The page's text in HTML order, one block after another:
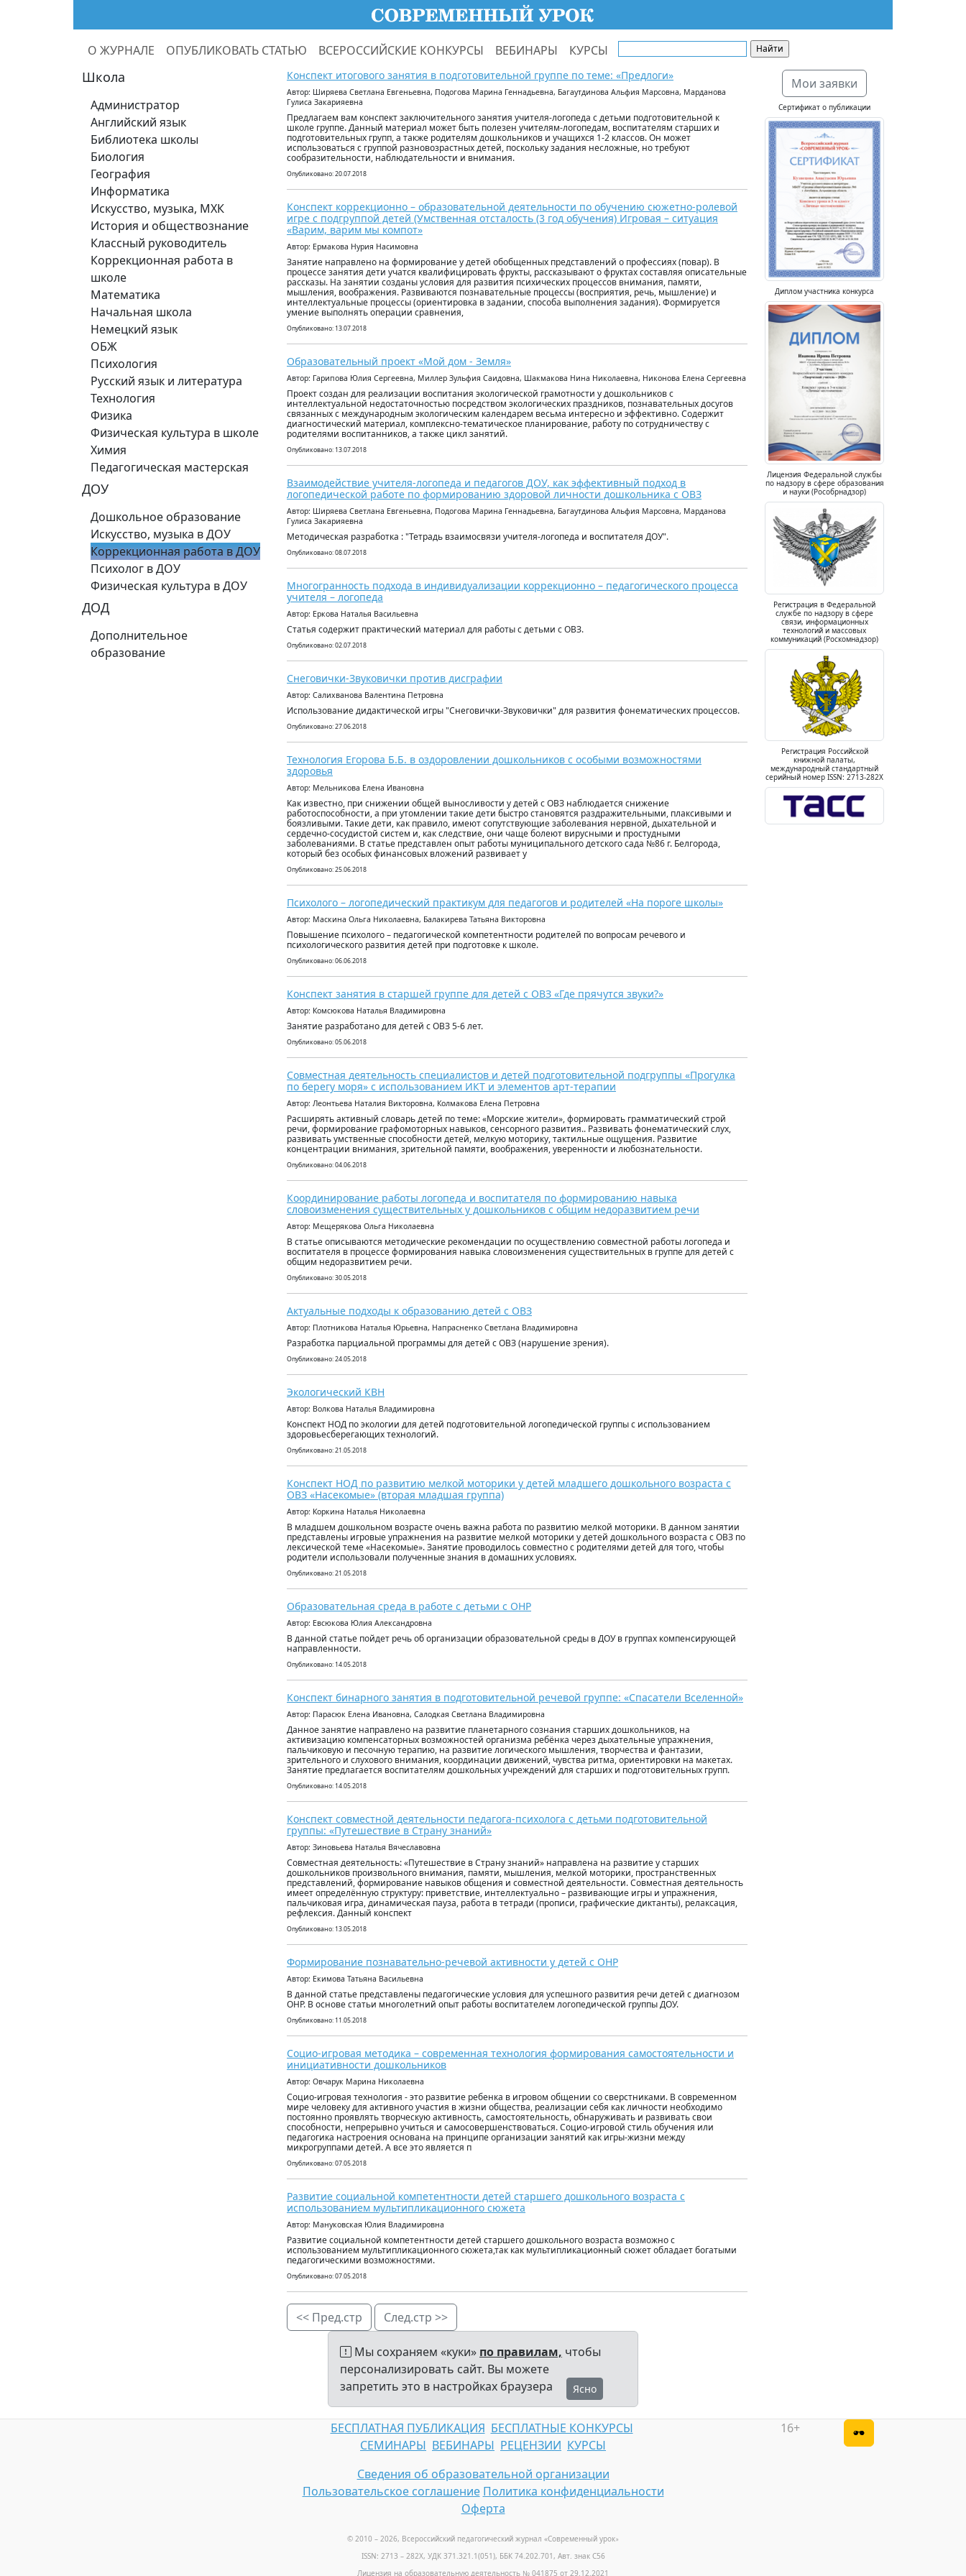
О ЖУРНАЛЕ ОПУБЛИКОВАТЬ СТАТЬЮ ВСЕРОССИЙСКИЕ КОНКУРСЫ ВЕБИНАРЫ КУРСЫ
Школа
Администратор
Английский язык
Библиотека школы
Биология
География
Информатика
Искусство, музыка, МХК
История и обществознание
Классный руководитель
Коррекционная работа в
школе
Математика
Начальная школа
Немецкий язык
ОБЖ
Психология
Русский язык и литература
Технология
Физика
Физическая культура в школе
Химия
Педагогическая мастерская
ДОУ
Дошкольное образование
Искусство, музыка в ДОУ
Коррекционная работа в ДОУ
Психолог в ДОУ
Физическая культура в ДОУ
ДОД
Дополнительное
образование
Конспект итогового занятия в подготовительной группе по теме: «Предлоги»
Автор: Ширяева Светлана Евгеньевна, Подогова Марина Геннадьевна, Багаутдинова Альфия Марсовна, Марданова
Гулиса Закарияевна
Предлагаем вам конспект заключительного занятия учителя-логопеда с детьми подготовительной к
школе группе. Данный материал может быть полезен учителям-логопедам, воспитателям старших и
подготовительных групп, а также родителям дошкольников и учащихся 1-2 классов. Он может
использоваться с группой разновозрастных детей, поскольку задания несложные, но требуют
сообразительности, наблюдательности и внимания.
Опубликовано: 20.07.2018
Конспект коррекционно – образовательной деятельности по обучению сюжетно-ролевой
игре с подгруппой детей (Умственная отсталость (3 год обучения) Игровая – ситуация
«Варим, варим мы компот»
Автор: Ермакова Нурия Насимовна
Занятие направлено на формирование у детей обобщенных представлений о профессиях (повар). В
процессе занятия дети учатся квалифицировать фрукты, рассказывают о фруктах составляя описательные
рассказы. На занятии созданы условия для развития психических процессов внимания, памяти,
мышления, воображения. Развиваются познавательные процессы (восприятия, речь, мышление) и
интеллектуальные процессы (ориентировка в задании, способа выполнения задания). Формируется
умение выполнять операции сравнения,
Опубликовано: 13.07.2018
Образовательный проект «Мой дом - Земля»
Автор: Гарипова Юлия Сергеевна, Миллер Зульфия Саидовна, Шакмакова Нина Николаевна, Никонова Елена Сергеевна
Проект создан для реализации воспитания экологической грамотности у дошкольников с
интеллектуальной недостаточностью посредством экологических праздников, познавательных досугов
связанных с международным экологическим календарем весьма интересно и эффективно. Содержит
диагностический материал, комплексно-тематическое планирование, работу по сотрудничеству с
родителями воспитанников, а также цикл занятий.
Опубликовано: 13.07.2018
Взаимодействие учителя-логопеда и педагогов ДОУ, как эффективный подход в
логопедической работе по формированию здоровой личности дошкольника с ОВЗ
Автор: Ширяева Светлана Евгеньевна, Подогова Марина Геннадьевна, Багаутдинова Альфия Марсовна, Марданова
Гулиса Закарияевна
Методическая разработка : "Тетрадь взаимосвязи учителя-логопеда и воспитателя ДОУ".
Опубликовано: 08.07.2018
Многогранность подхода в индивидуализации коррекционно – педагогического процесса
учителя – логопеда
Автор: Еркова Наталья Васильевна
Статья содержит практический материал для работы с детьми с ОВЗ.
Опубликовано: 02.07.2018
Снеговички-Звуковички против дисграфии
Автор: Салихванова Валентина Петровна
Использование дидактической игры "Снеговички-Звуковички" для развития фонематических процессов.
Опубликовано: 27.06.2018
Технология Егорова Б.Б. в оздоровлении дошкольников с особыми возможностями
здоровья
Автор: Мельникова Елена Ивановна
Как известно, при снижении общей выносливости у детей с ОВЗ наблюдается снижение
работоспособности, а при утомлении такие дети быстро становятся раздражительными, плаксивыми и
боязливыми. Такие дети, как правило, имеют сопутствующие заболевания нервной, дыхательной и
сердечно-сосудистой систем и, как следствие, они чаще болеют вирусными и простудными
заболеваниями. В статье представлен опыт работы муниципального детского сада №86 г. Белгорода,
который без особых финансовых вложений развивает у
Опубликовано: 25.06.2018
Психолого – логопедический практикум для педагогов и родителей «На пороге школы»
Автор: Маскина Ольга Николаевна, Балакирева Татьяна Викторовна
Повышение психолого – педагогической компетентности родителей по вопросам речевого и
психологического развития детей при подготовке к школе.
Опубликовано: 06.06.2018
Конспект занятия в старшей группе для детей с ОВЗ «Где прячутся звуки?»
Автор: Комсюкова Наталья Владимировна
Занятие разработано для детей с ОВЗ 5-6 лет.
Опубликовано: 05.06.2018
Совместная деятельность специалистов и детей подготовительной подгруппы «Прогулка
по берегу моря» с использованием ИКТ и элементов арт-терапии
Автор: Леонтьева Наталия Викторовна, Колмакова Елена Петровна
Расширять активный словарь детей по теме: «Морские жители», формировать грамматический строй
речи, формирование графомоторных навыков, сенсорного развития.. Развивать фонематический слух,
развивать умственные способности детей, мелкую моторику, тактильные ощущения. Развитие
концентрации внимания, зрительной памяти, воображения, уверенности и любознательности.
Опубликовано: 04.06.2018
Координирование работы логопеда и воспитателя по формированию навыка
словоизменения существительных у дошкольников с общим недоразвитием речи
Автор: Мещерякова Ольга Николаевна
В статье описываются методические рекомендации по осуществлению совместной работы логопеда и
воспитателя в процессе формирования навыка словоизменения существительных в группе для детей с
общим недоразвитием речи.
Опубликовано: 30.05.2018
Актуальные подходы к образованию детей с ОВЗ
Автор: Плотникова Наталья Юрьевна, Напрасненко Светлана Владимировна
Разработка парциальной программы для детей с ОВЗ (нарушение зрения).
Опубликовано: 24.05.2018
Экологический КВН
Автор: Волкова Наталья Владимировна
Конспект НОД по экологии для детей подготовительной логопедической группы с использованием
здоровьесберегающих технологий.
Опубликовано: 21.05.2018
Конспект НОД по развитию мелкой моторики у детей младшего дошкольного возраста с
ОВЗ «Насекомые» (вторая младшая группа)
Автор: Коркина Наталья Николаевна
В младшем дошкольном возрасте очень важна работа по развитию мелкой моторики. В данном занятии
представлены игровые упражнения на развитие мелкой моторики у детей дошкольного возраста с ОВЗ по
лексической теме «Насекомые». Занятие проводилось совместно с родителями детей для того, чтобы
родители использовали полученные знания в домашних условиях.
Опубликовано: 21.05.2018
Образовательная среда в работе с детьми с ОНР
Автор: Евсюкова Юлия Александровна
В данной статье пойдет речь об организации образовательной среды в ДОУ в группах компенсирующей
направленности.
Опубликовано: 14.05.2018
Конспект бинарного занятия в подготовительной речевой группе: «Спасатели Вселенной»
Автор: Парасюк Елена Ивановна, Салодкая Светлана Владимировна
Данное занятие направлено на развитие планетарного сознания старших дошкольников, на
активизацию компенсаторных возможностей организма ребёнка через дыхательные упражнения,
пальчиковую и песочную терапию, на развитие логического мышления, творчества и фантазии,
зрительного и слухового внимания, координации движений, чувства ритма, ориентировки на макетах.
Занятие предлагается воспитателям дошкольных учреждений для старших и подготовительных групп.
Опубликовано: 14.05.2018
Конспект совместной деятельности педагога-психолога с детьми подготовительной
группы: «Путешествие в Страну знаний»
Автор: Зиновьева Наталья Вячеславовна
Совместная деятельность: «Путешествие в Страну знаний» направлена на развитие у старших
дошкольников произвольного внимания, памяти, мышления, мелкой моторики, пространственных
представлений, формирование навыков общения и совместной деятельности. Совместная деятельность
имеет определённую структуру: приветствие, интеллектуально – развивающие игры и упражнения,
пальчиковая игра, динамическая пауза, работа в тетради (прописи, графические диктанты), релаксация,
рефлексия. Данный конспект
Опубликовано: 13.05.2018
Формирование познавательно-речевой активности у детей с ОНР
Автор: Екимова Татьяна Васильевна
В данной статье представлены педагогические условия для успешного развития речи детей с диагнозом
ОНР. В основе статьи многолетний опыт работы воспитателем логопедической группы ДОУ.
Опубликовано: 11.05.2018
Социо-игровая методика – современная технология формирования самостоятельности и
инициативности дошкольников
Автор: Овчарук Марина Николаевна
Социо-игровая технология - это развитие ребенка в игровом общении со сверстниками. В современном
мире человеку для активного участия в жизни общества, реализации себя как личности необходимо
постоянно проявлять творческую активность, самостоятельность, обнаруживать и развивать свои
способности, непрерывно учиться и самосовершенствоваться. Социо-игровой стиль обучения или
педагогика настроения основана на принципе организации занятий как игры-жизни между
микрогруппами детей. А все это является п
Опубликовано: 07.05.2018
Развитие социальной компетентности детей старшего дошкольного возраста с
использованием мультипликационного сюжета
Автор: Мануковская Юлия Владимировна
Развитие социальной компетентности детей старшего дошкольного возраста возможно с
использованием мультипликационного сюжета,так как мультипликационный сюжет обладает богатыми
педагогическими возможностями.
Опубликовано: 07.05.2018
<< Пред.стр След.стр >>
Мои заявки
Сертификат о публикации
Диплом участника конкурса
Лицензия Федеральной службы
по надзору в сфере образования
и науки (Рособрнадзор)
Регистрация в Федеральной
службе по надзору в сфере
связи, информационных
технологий и массовых
коммуникаций (Роскомнадзор)
Регистрация Российской
книжной палаты,
международный стандартный
серийный номер ISSN: 2713-282X
Мы сохраняем «куки» по правилам, чтобы
персонализировать сайт. Вы можете
запретить это в настройках браузера
Ясно
БЕСПЛАТНАЯ ПУБЛИКАЦИЯ БЕСПЛАТНЫЕ КОНКУРСЫ
СЕМИНАРЫ ВЕБИНАРЫ РЕЦЕНЗИИ КУРСЫ
Сведения об образовательной организации
Пользовательское соглашение Политика конфиденциальности
Оферта
© 2010 – 2026, Всероссийский педагогический журнал «Современный урок»
ISSN: 2713 – 282X, УДК 371.321.1(051), ББК 74.202.701, Авт. знак С56
Лицензия на образовательную деятельность № 041875 от 29.12.2021
16+